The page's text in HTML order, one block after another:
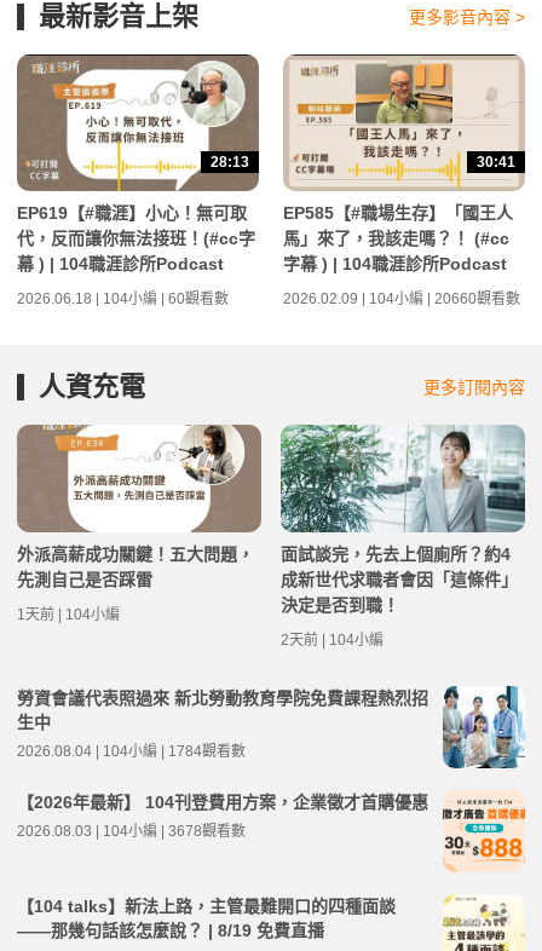
最新影音上架 更多影音內容 >
28:13
EP619【#職涯】小心！無可取
代，反而讓你無法接班！(#cc字
幕 ) | 104職涯診所Podcast
2026.06.18 | 104小編 | 60觀看數
30:41
EP585【#職場生存】「國王人
馬」來了，我該走嗎？！ (#cc
字幕 ) | 104職涯診所Podcast
2026.02.09 | 104小編 | 20660觀看數
人資充電 更多訂閱內容
外派高薪成功關鍵！五大問題，
先測自己是否踩雷
1天前 | 104小編
面試談完，先去上個廁所？約4
成新世代求職者會因「這條件」
決定是否到職！
2天前 | 104小編
勞資會議代表照過來 新北勞動教育學院免費課程熱烈招
生中
2026.08.04 | 104小編 | 1784觀看數
【2026年最新】 104刊登費用方案，企業徵才首購優惠
2026.08.03 | 104小編 | 3678觀看數
【104 talks】新法上路，主管最難開口的四種面談
——那幾句話該怎麼說？ | 8/19 免費直播